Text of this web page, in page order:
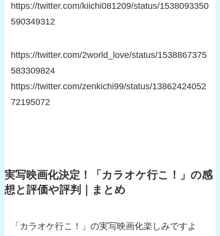
https://twitter.com/kiichi081209/status/1538093350
590349312
https://twitter.com/2world_love/status/1538867375
583309824
https://twitter.com/zenkichi99/status/13862424052
72195072
実写映画化決定！「カラオケ行こ！」の感
想と評価や評判｜まとめ
「カラオケ行こ！」の実写映画化楽しみですよ